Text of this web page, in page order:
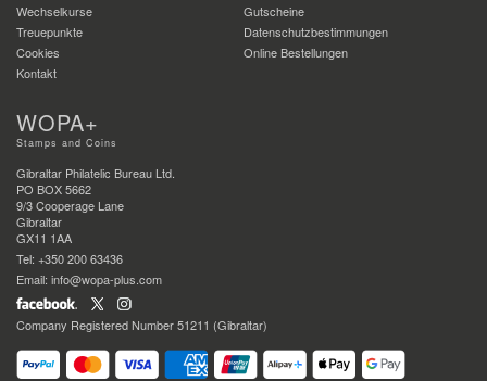
Wechselkurse
Gutscheine
Treuepunkte
Datenschutzbestimmungen
Cookies
Online Bestellungen
Kontakt
WOPA+
Stamps and Coins
Gibraltar Philatelic Bureau Ltd.
PO BOX 5662
9/3 Cooperage Lane
Gibraltar
GX11 1AA
Tel: +350 200 63436
Email: info@wopa-plus.com
Company Registered Number 51211 (Gibraltar)